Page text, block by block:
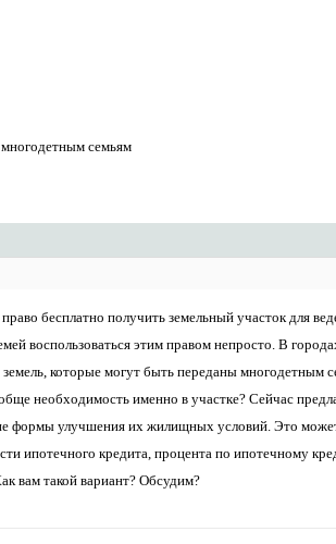
семьям
бесплатно получить земельный участок для
воспользоваться этим правом непросто. В
которые могут быть переданы многодетным
необходимость именно в участке? Сейчас
формы улучшения их жилищных условий. Это
ипотечного кредита, процента по ипотечному
вам такой вариант? Обсудим?